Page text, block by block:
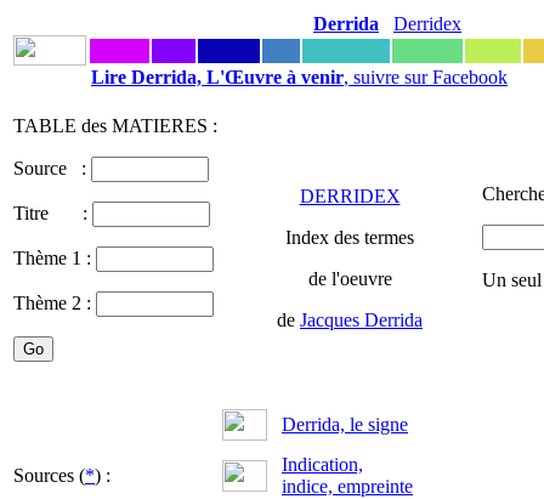
Derrida Derridex
Lire Derrida, L'Œuvre à venir, suivre sur Facebook
TABLE des MATIERES :
Source :
Titre :
Thème 1 :
Thème 2 :
DERRIDEX
Index des termes
de l'oeuvre
de Jacques Derrida
Un
Derrida, le signe
Sources (*) :
Indication,
indice, empreinte